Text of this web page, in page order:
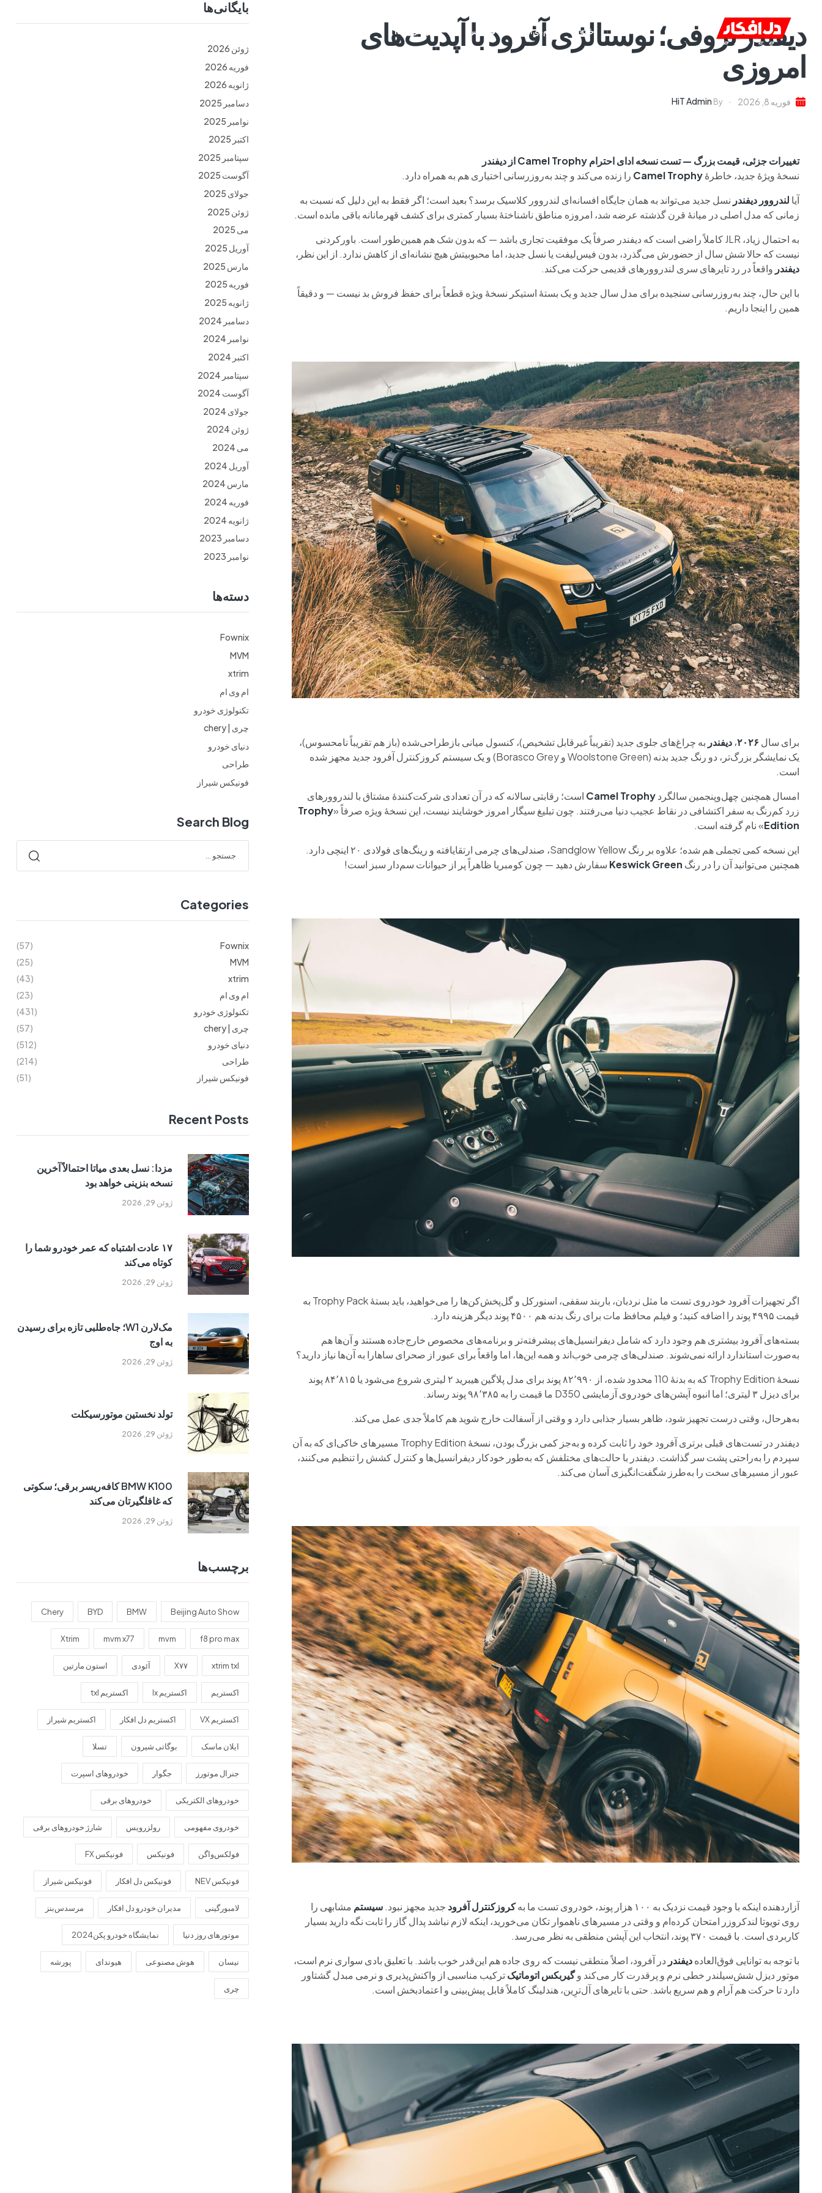
خانه ام وی ام فونیکس فونیکس NEV
دیفندر تروفی؛ نوستالژی آفرود با آپدیت‌های
امروزی
فوریه 8, 2026 By
HiT Admin
تغییرات جزئی، قیمت بزرگ — تست نسخه ادای احترام Camel Trophy از دیفندر
نسخهٔ ویژهٔ جدید، خاطرهٔ
CamelTrophy
را زنده می‌کند و چند به‌روزرسانی اختیاری هم به همراه دارد.
آیا لندروور دیفندر نسل جدید می‌تواند به همان جایگاه افسانه‌ای لندروور کلاسیک برسد؟ بعید است؛ اگر فقط به این دلیل که نسبت به
زمانی که مدل اصلی در میانهٔ قرن گذشته عرضه شد، امروزه مناطق ناشناختهٔ بسیار کمتری برای کشف قهرمانانه باقی مانده است.
به احتمال زیاد، JLR کاملاً راضی است که دیفندر صرفاً یک موفقیت تجاری باشد — که بدون شک هم همین‌طور است. باورکردنی
نیست که حالا شش سال از حضورش می‌گذرد، بدون فیس‌لیفت یا نسل جدید، اما محبوبیتش هیچ نشانه‌ای از کاهش ندارد. از این نظر،
دیفندر واقعاً در رد تایرهای سری لندروورهای قدیمی حرکت می‌کند.
با این حال، چند به‌روزرسانی سنجیده برای مدل سال جدید و یک بستهٔ استیکر نسخهٔ ویژه قطعاً برای حفظ فروش بد نیست — و دقیقاً
همین را اینجا داریم.
برای سال ۲۰۲۶،دیفندر به چراغ‌های جلوی جدید (تقریباً غیرقابل تشخیص)، کنسول میانی بازطراحی‌شده (باز هم تقریباً نامحسوس)،
یک نمایشگر بزرگ‌تر، دو رنگ جدید بدنه (Woolstone Green و Borasco Grey) و یک سیستم کروزکنترل آفرود جدید مجهز شده
است.
امسال همچنین چهل‌وپنجمین سالگردCamel Trophy است؛ رقابتی سالانه که در آن تعدادی شرکت‌کنندهٔ مشتاق با لندروورهای
زرد کم‌رنگ به سفر اکتشافی در نقاط عجیب دنیا می‌رفتند. چون تبلیغ سیگار امروز خوشایند نیست، این نسخهٔ ویژه صرفاً «Trophy
Edition» نام گرفته است.
این نسخه کمی تجملی هم شده؛ علاوه بر رنگ Sandglow Yellow، صندلی‌های چرمی ارتقایافته و رینگ‌های فولادی ۲۰ اینچی دارد.
همچنین می‌توانید آن را در رنگ Keswick Green سفارش دهید — چون کومبریا ظاهراً پر از حیوانات سم‌دار سبز است!
اگر تجهیزات آفرود خودروی تست ما مثل نردبان، باربند سقفی، اسنورکل و گل‌پخش‌کن‌ها را می‌خواهید، باید بستهٔ Trophy Pack به
قیمت ۴۹۹۵ پوند را اضافه کنید؛ و فیلم محافظ مات برای رنگ بدنه هم ۴۵۰۰ پوند دیگر هزینه دارد.
بسته‌های آفرود بیشتری هم وجود دارد که شامل دیفرانسیل‌های پیشرفته‌تر و برنامه‌های مخصوص خارج‌جاده هستند و آن‌ها هم
به‌صورت استاندارد ارائه نمی‌شوند. صندلی‌های چرمی خوب‌اند و همه این‌ها، اما واقعاً برای عبور از صحرای ساهارا به آن‌ها نیاز دارید؟
نسخهٔ Trophy Edition که به بدنهٔ 110 محدود شده، از ۸۲٬۹۹۰ پوند برای مدل پلاگین هیبرید ۲ لیتری شروع می‌شود یا ۸۴٬۸۱۵ پوند
برای دیزل ۳ لیتری؛ اما انبوه آپشن‌های خودروی آزمایشی D350 ما قیمت را به ۹۸٬۳۸۵ پوند رساند.
به‌هرحال، وقتی درست تجهیز شود، ظاهر بسیار جذابی دارد و وقتی از آسفالت خارج شوید هم کاملاً جدی عمل می‌کند.
دیفندر در تست‌های قبلی برتری آفرود خود را ثابت کرده و به‌جز کمی بزرگ بودن، نسخهٔ Trophy Edition مسیرهای خاکی‌ای که به آن
سپردم را به‌راحتی پشت سر گذاشت. دیفندر با حالت‌های مختلفش که به‌طور خودکار دیفرانسیل‌ها و کنترل کشش را تنظیم می‌کنند،
عبور از مسیرهای سخت را به‌طرز شگفت‌انگیزی آسان می‌کند.
آزاردهنده اینکه با وجود قیمت نزدیک به ۱۰۰ هزار پوند، خودروی تست ما به کروزکنترل آفرود جدید مجهز نبود. سیستم مشابهی را
روی تویوتا لندکروزر امتحان کرده‌ام و وقتی در مسیرهای ناهموار تکان می‌خورید، اینکه لازم نباشد پدال گاز را ثابت نگه دارید بسیار
کاربردی است. با قیمت ۳۷۰ پوند، انتخاب این آپشن منطقی به نظر می‌رسد.
با توجه به توانایی فوق‌العادهدیفندر در آفرود، اصلاً منطقی نیست که روی جاده هم این‌قدر خوب باشد. با تعلیق بادی سواری نرم است،
موتور دیزل شش‌سیلندر خطی نرم و پرقدرت کار می‌کند وگیربکس اتوماتیکترکیب مناسبی از واکنش‌پذیری و نرمی مبدل گشتاور
دارد تا حرکت هم آرام و هم سریع باشد. حتی با تایرهای آل‌ترِین، هندلینگ کاملاً قابل پیش‌بینی و اعتمادبخش است.
بایگانی‌ها
ژوئن 2026
فوریه 2026
ژانویه 2026
دسامبر 2025
نوامبر 2025
اکتبر 2025
سپتامبر 2025
آگوست 2025
جولای 2025
ژوئن 2025
می 2025
آوریل 2025
مارس 2025
فوریه 2025
ژانویه 2025
دسامبر 2024
نوامبر 2024
اکتبر 2024
سپتامبر 2024
آگوست 2024
جولای 2024
ژوئن 2024
می 2024
آوریل 2024
مارس 2024
فوریه 2024
ژانویه 2024
دسامبر 2023
نوامبر 2023
دسته‌ها
Fownix
MVM
xtrim
ام وی ام
تکنولوژی خودرو
چری | chery
دنیای خودرو
طراحی
فونیکس شیراز
Search Blog
Categories
Fownix
(57)
MVM
(25)
xtrim
(43)
ام وی ام
(23)
تکنولوژی خودرو
(431)
چری | chery
(57)
دنیای خودرو
(512)
طراحی
(214)
فونیکس شیراز
(51)
Recent Posts
ژوئن 29, 2026
مزدا: نسل بعدی میاتا احتمالاً آخرین
نسخه بنزینی خواهد بود
ژوئن 29, 2026
۱۷ عادت اشتباه که عمر خودرو شما را
کوتاه می‌کند
ژوئن 29, 2026
مک‌لارن W1؛ جاه‌طلبی تازه برای رسیدن
به اوج
ژوئن 29, 2026
تولد نخستین موتورسیکلت
ژوئن 29, 2026
BMW K100 کافه‌ریسر برقی؛ سکوتی
که غافلگیرتان می‌کند
برچسب‌ها
Beijing Auto Show
BMW
BYD
Chery
f8 pro max
mvm
mvm x77
Xtrim
xtrim txl X۷۷ آئودی استون مارتین
اکستریم اکستریم lx اکستریم txl
اکستریم VX اکستریم دل افکار اکستریم شیراز
ایلان ماسک بوگاتی شیرون تسلا
جنرال موتورز جگوار خودروهای اسپرت
خودروهای الکتریکی خودروهای برقی
خودروی مفهومی رولزرویس شارژ خودروهای برقی
فولکس‌واگن فونیکس فونیکس FX
فونیکس NEV فونیکس دل افکار فونیکس شیراز
لامبورگینی مدیران خودرو دل افکار مرسدس‌بنز
موتورهای روز دنیا نمایشگاه خودرو پکن2024
نیسان هوش مصنوعی هیوندای پورشه
چری